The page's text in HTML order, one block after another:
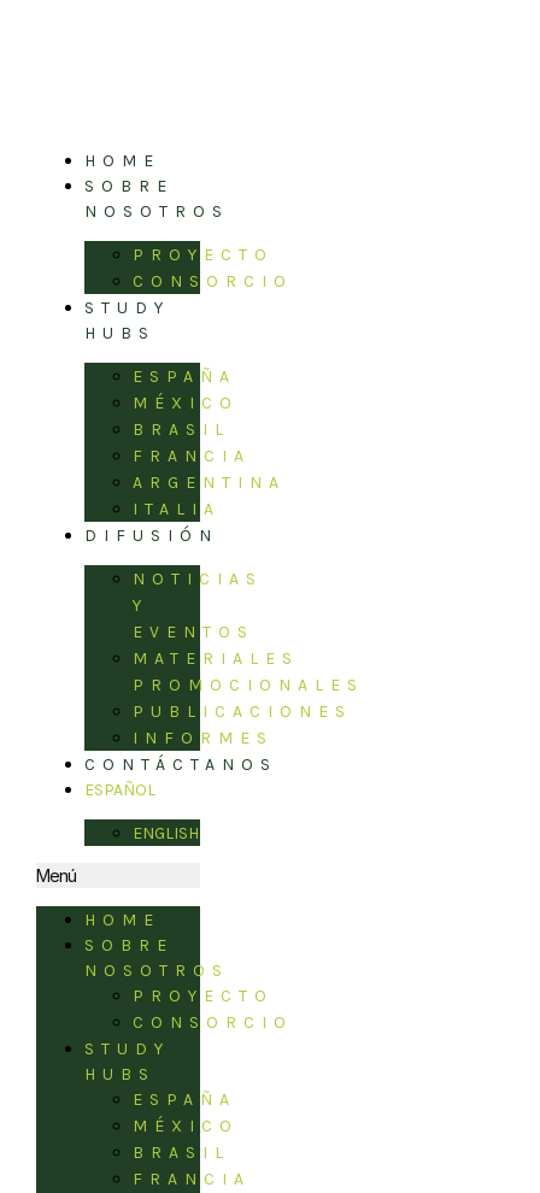
HOME
SOBRE
NOSOTROS
PROYECTO
CONSORCIO
STUDY
HUBS
ESPAÑA
MÉXICO
BRASIL
FRANCIA
ARGENTINA
ITALIA
DIFUSIÓN
NOTICIAS
Y
EVENTOS
MATERIALES
PROMOCIONALES
PUBLICACIONES
INFORMES
CONTÁCTANOS
ESPAÑOL
ENGLISH
Menú
HOME
SOBRE
NOSOTROS
PROYECTO
CONSORCIO
STUDY
HUBS
ESPAÑA
MÉXICO
BRASIL
FRANCIA